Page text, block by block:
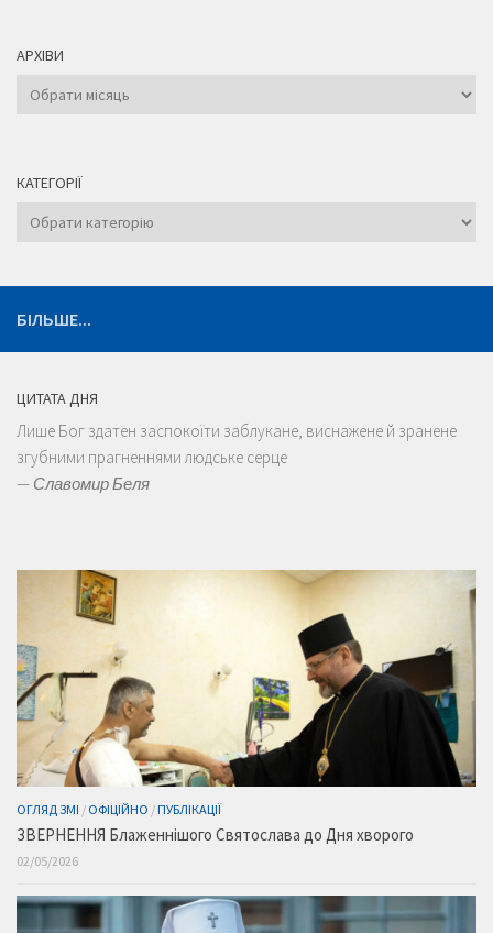
АРХІВИ
Архіви
КАТЕГОРІЇ
Категорії
БІЛЬШЕ...
ЦИТАТА ДНЯ
Лише Бог здатен заспокоїти заблукане, виснажене й зранене
згубними прагненнями людське серце
— Славомир Беля
ОГЛЯД ЗМІ / ОФІЦІЙНО /ПУБЛІКАЦІЇ
ЗВЕРНЕННЯ Блаженнішого Святослава до Дня хворого
02/05/2026